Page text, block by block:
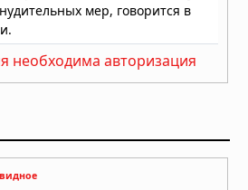
необходима авторизация